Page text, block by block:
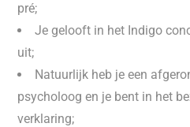
pré;
Je gelooft in het Indigo
uit;
Natuurlijk heb je een
psycholoog en je bent in het
verklaring;